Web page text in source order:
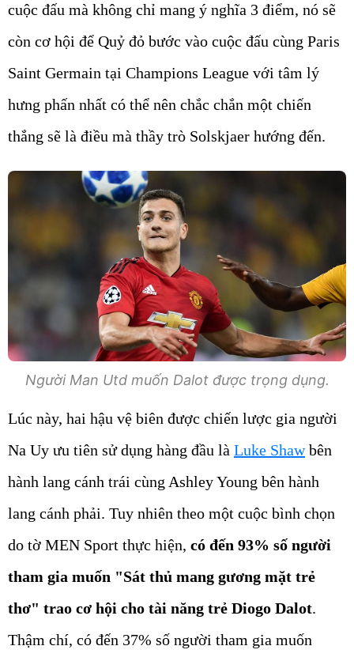
cuộc đấu mà không chỉ mang ý nghĩa 3 điểm, nó sẽ
còn cơ hội để Quỷ đỏ bước vào cuộc đấu cùng Paris
Saint Germain tại Champions League với tâm lý
hưng phấn nhất có thể nên chắc chắn một chiến
thắng sẽ là điều mà thầy trò Solskjaer hướng đến.
Người Man Utd muốn Dalot được trọng dụng.
Lúc này, hai hậu vệ biên được chiến lược gia người
Na Uy ưu tiên sử dụng hàng đầu là Luke Shawbên
hành lang cánh trái cùng Ashley Young bên hành
lang cánh phải. Tuy nhiên theo một cuộc bình chọn
do tờ MEN Sport thực hiện, có đến 93% số người
tham gia muốn "Sát thủ mang gương mặt trẻ
thơ" trao cơ hội cho tài năng trẻ Diogo Dalot.
Thậm chí, có đến 37% số người tham gia muốn